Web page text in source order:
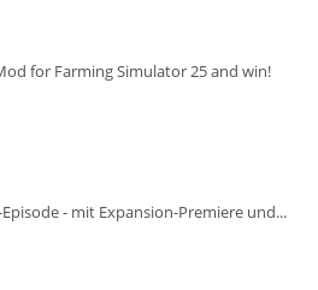
for Farming Simulator 25 and win!
- mit Expansion-Premiere und...